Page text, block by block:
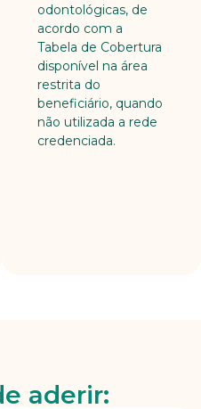
odontológicas, de
acordo com a
Tabela de Cobertura
disponível na área
restrita do
beneficiário, quando
não utilizada a rede
credenciada.
aderir: